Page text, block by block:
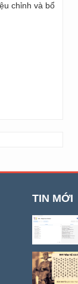
chỉnh và bổ
TIN MỚI